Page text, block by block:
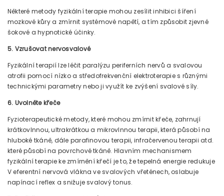
Některé metody fyzikální terapie mohou zesílit inhibici šíření
mozkové kůry a zmírnit systémové napětí, a tím způsobit zjevné
šokové a hypnotické účinky.
5. Vzrušovat nervosvalové
Fyzikální terapií lze léčit paralýzu periferních nervů a svalovou
atrofii pomocí nízko a středofrekvenční elektroterapie s různými
technickými parametry nebo ji využít ke zvýšení svalové síly.
6. Uvolněte křeče
Fyzioterapeutické metody, které mohou zmírnit křeče, zahrnují
krátkovlnnou, ultrakrátkou a mikrovlnnou terapii, která působí na
hluboké tkáně, dále parafinovou terapii, infračervenou terapii atd.
které působí na povrchové tkáně. Hlavním mechanismem
fyzikální terapie ke zmírnění křečí je to, že tepelná energie redukuje
V eferentní nervová vlákna ve svalových vřeténech, oslabuje
napínací reflex a snižuje svalový tonus.